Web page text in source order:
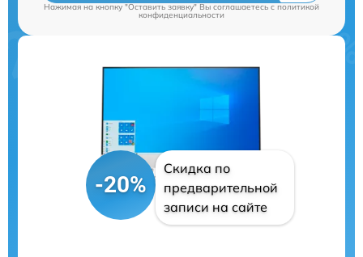
Нажимая на кнопку "Оставить заявку" Вы соглашаетесь cполитикой
конфиденциальности
-20%
Скидка по
предварительной
записи на сайте